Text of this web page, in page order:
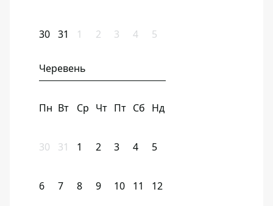
30 31 1 2 3 4 5
Черевень
Пн Вт Ср Чт Пт Сб Нд
30 31 1 2 3 4 5
6 7 8 9 10 11 12